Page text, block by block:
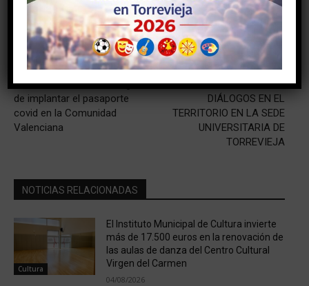
Facebook Twitter Pinterest
Artículo anterior
La intención de Ximo Puig
de implantar el pasaporte
covid en la Comunidad
Valenciana
Artículo siguiente
COMIENZA EL CICLO
DIÁLOGOS EN EL
TERRITORIO EN LA SEDE
UNIVERSITARIA DE
TORREVIEJA
NOTICIAS RELACIONADAS
Cultura
El Instituto Municipal de Cultura invierte
más de 17.500 euros en la renovación de
las aulas de danza del Centro Cultural
Virgen del Carmen
04/08/2026